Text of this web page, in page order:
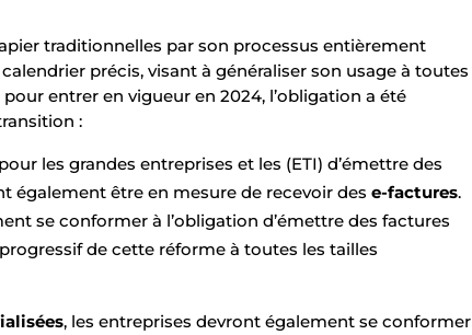
traditionnelles par son processus entièrement
précis, visant à généraliser son usage à toutes
entrer en vigueur en 2024, l’obligation a été
:
les grandes entreprises et les (ETI) d’émettre des
également être en mesure de recevoir dese-factures.
se conformer à l’obligation d’émettre des factures
de cette réforme à toutes les tailles
, les entreprises devront également se conformer